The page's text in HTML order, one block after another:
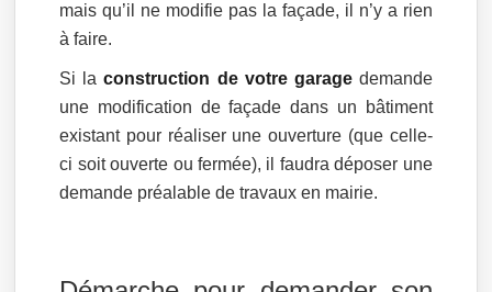
mais qu’il ne modifie pas la façade, il n’y a rien
à faire.
Si laconstruction de votre garagedemande
une modification de façade dans un bâtiment
existant pour réaliser une ouverture (que celle-
ci soit ouverte ou fermée), il faudra déposer une
demande préalable de travaux en mairie.